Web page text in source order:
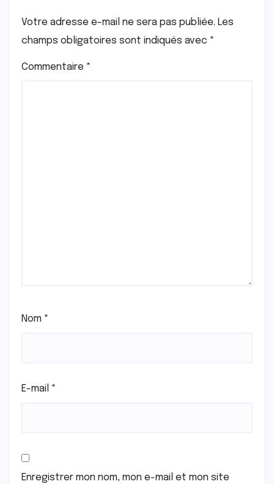
Votre adresse e-mail ne sera pas publiée. Les
champs obligatoires sont indiqués avec *
Commentaire *
Nom *
E-mail *
Enregistrer mon nom, mon e-mail et mon site